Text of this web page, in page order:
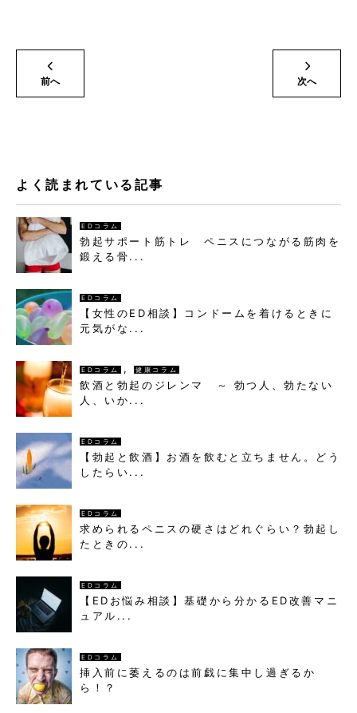
前へ 次へ
よく読まれている記事
EDコラム
勃起サポート筋トレ ペニスにつながる筋肉を
鍛える骨...
EDコラム
【女性のED相談】コンドームを着けるときに
元気がな...
EDコラム , 健康コラム
飲酒と勃起のジレンマ ～ 勃つ人、勃たない
人、いか...
EDコラム
【勃起と飲酒】お酒を飲むと立ちません。どう
したらい...
EDコラム
求められるペニスの硬さはどれぐらい？勃起し
たときの...
EDコラム
【EDお悩み相談】基礎から分かるED改善マニ
ュアル...
EDコラム
挿入前に萎えるのは前戯に集中し過ぎるか
ら！？